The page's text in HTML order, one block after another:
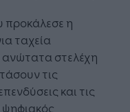
προκάλεσε η
ταχεία
ανώτατα στελέχη
τις
και τις